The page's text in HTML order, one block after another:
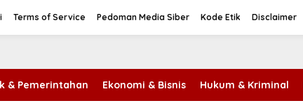
Terms of Service Pedoman Media Siber Kode Etik Disclaimer
& Pemerintahan Ekonomi & Bisnis Hukum & Kriminal